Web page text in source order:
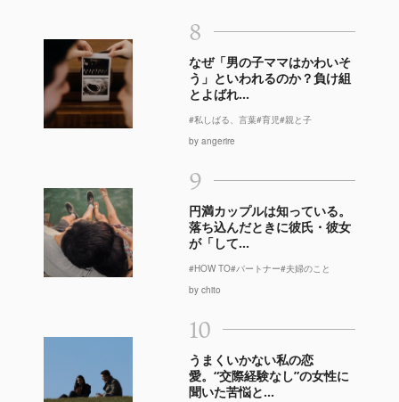
8
なぜ「男の子ママはかわいそ
う」といわれるのか？負け組
とよばれ...
#私しばる、言葉#育児#親と子
by angerire
9
円満カップルは知っている。
落ち込んだときに彼氏・彼女
が「して...
#HOW TO#パートナー#夫婦のこと
by chito
10
うまくいかない私の恋
愛。“交際経験なし”の女性に
聞いた苦悩と...